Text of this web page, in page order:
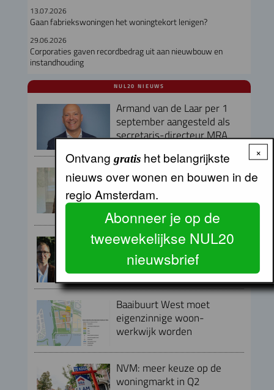
13.07.2026
Gaan fabriekswoningen het woningtekort lenigen?
29.06.2026
Corporaties gaven recordbedrag uit aan nieuwbouw en
instandhouding
NUL20 NIEUWS
Armand van de Laar per 1
september aangesteld als
secretaris-directeur MRA
Peter Kranenburg nieuwe
directeur Financiën en
Bedrijfsvoering bij Lieven de
Key
Directieteam Eigen Haard
compleet met twee nieuwe
directeuren
Baaibuurt West moet
eigenzinnige woon-
werkwijk worden
NVM: meer keuze op de
woningmarkt in Q2
×
Ontvang gratishet belangrijkste
nieuws over wonen en bouwen in de
regio Amsterdam.
Abonneer je op de
tweewekelijkse NUL20
nieuwsbrief